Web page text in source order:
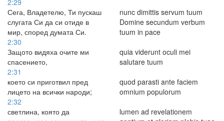
2:29
Сега, Владетелю, Ти пускаш
слугата Си да си отиде в
мир, според думата Си.
nunc dimittis servum tuum
Domine secundum verbum
tuum in pace
2:30
Защото видяха очите ми
спасението,
quia viderunt oculi mei
salutare tuum
2:31
което си приготвил пред
лицето на всички народи;
quod parasti ante faciem
omnium populorum
2:32
светлина, която да
lumen ad revelationem